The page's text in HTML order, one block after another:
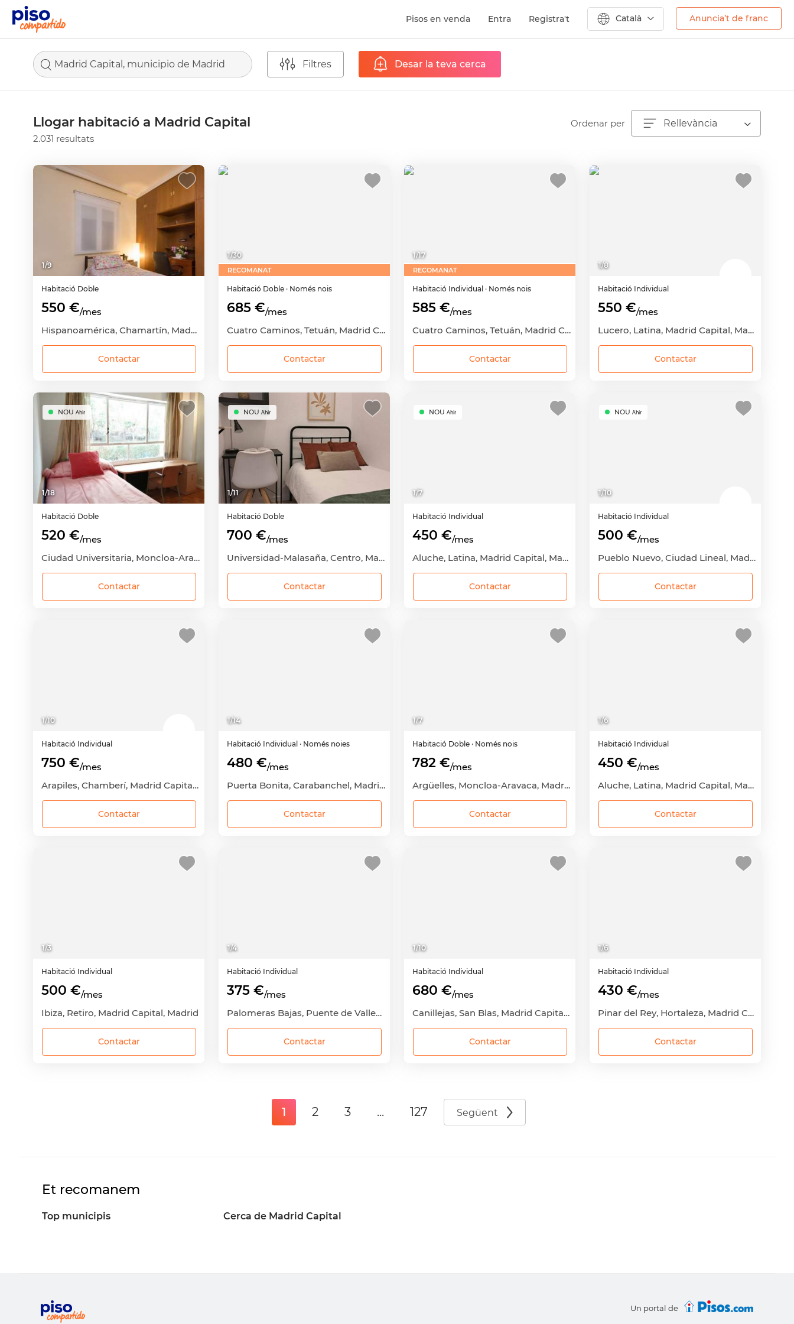
Pisos en venda Entra Registra't Català Anuncia’t de franc
Madrid Capital, municipio de Madrid Filtres Desar la teva cerca
Llogar habitació a Madrid Capital
2.031 resultats
Ordenar per Rellevància
1/9
Habitació Doble
550 €/mes
Hispanoamérica, Chamartín, Madrid Capital, Madrid
Contactar
1/30
RECOMANAT
Habitació Doble · Només nois
685 €/mes
Cuatro Caminos, Tetuán, Madrid Capital, Madrid
Contactar
1/17
RECOMANAT
Habitació Individual · Només nois
585 €/mes
Cuatro Caminos, Tetuán, Madrid Capital, Madrid
Contactar
1/8
Habitació Individual
550 €/mes
Lucero, Latina, Madrid Capital, Madrid
Contactar
1/18
NOU Ahir
Habitació Doble
520 €/mes
Ciudad Universitaria, Moncloa-Aravaca, Madrid Capital, Madrid
Contactar
1/11
NOU Ahir
Habitació Doble
700 €/mes
Universidad-Malasaña, Centro, Madrid Capital, Madrid
Contactar
1/7
NOU Ahir
Habitació Individual
450 €/mes
Aluche, Latina, Madrid Capital, Madrid
Contactar
1/10
NOU Ahir
Habitació Individual
500 €/mes
Pueblo Nuevo, Ciudad Lineal, Madrid Capital, Madrid
Contactar
1/10
Habitació Individual
750 €/mes
Arapiles, Chamberí, Madrid Capital, Madrid
Contactar
1/14
Habitació Individual · Només noies
480 €/mes
Puerta Bonita, Carabanchel, Madrid Capital, Madrid
Contactar
1/7
Habitació Doble · Només nois
782 €/mes
Argüelles, Moncloa-Aravaca, Madrid Capital, Madrid
Contactar
1/6
Habitació Individual
450 €/mes
Aluche, Latina, Madrid Capital, Madrid
Contactar
1/3
Habitació Individual
500 €/mes
Ibiza, Retiro, Madrid Capital, Madrid
Contactar
1/4
Habitació Individual
375 €/mes
Palomeras Bajas, Puente de Vallecas, Madrid Capital, Madrid
Contactar
1/10
Habitació Individual
680 €/mes
Canillejas, San Blas, Madrid Capital, Madrid
Contactar
1/6
Habitació Individual
430 €/mes
Pinar del Rey, Hortaleza, Madrid Capital, Madrid
Contactar
1 2 3 ... 127 Següent
Et recomanem
Top municipis Cerca de Madrid Capital
Un portal de